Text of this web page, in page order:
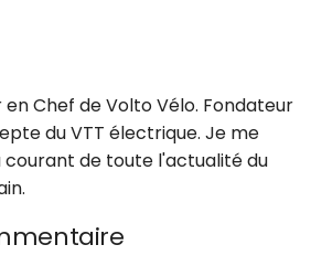
Chef de Volto Vélo. Fondateur
du VTT électrique. Je me
courant de toute l'actualité du